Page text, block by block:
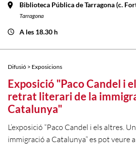
Biblioteca Pública de Tarragona (c.
Tarragona
A les 18.30 h
Difusió > Exposicions
Exposició "Paco Candel i
retrat literari de la
Catalunya"
L’exposició “Paco Candel i els altres.
immigració a Catalunya” es pot veure